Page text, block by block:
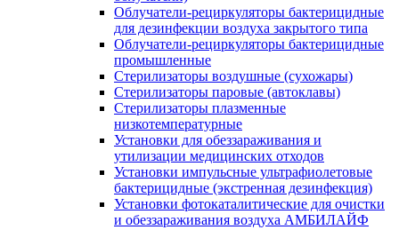
Облучатели-рециркуляторы бактерицидные
для дезинфекции воздуха закрытого типа
Облучатели-рециркуляторы бактерицидные
промышленные
Стерилизаторы воздушные (сухожары)
Стерилизаторы паровые (автоклавы)
Стерилизаторы плазменные
низкотемпературные
Установки для обеззараживания и
утилизации медицинских отходов
Установки импульсные ультрафиолетовые
бактерицидные (экстренная дезинфекция)
Установки фотокаталитические для очистки
и обеззараживания воздуха АМБИЛАЙФ